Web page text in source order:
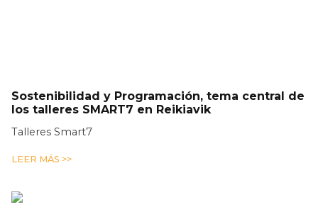
Sostenibilidad y Programación, tema central de
los talleres SMART7 en Reikiavik
Talleres Smart7
LEER MÁS >>